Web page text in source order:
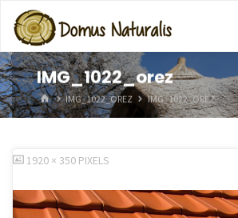
IMG_1022_orez
HOMEIMG_1022_OREZ IMG_1022_OREZ
FULL1920 × 350 PIXELS